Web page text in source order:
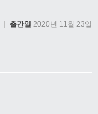
| 출간일 2020년 11월 23일